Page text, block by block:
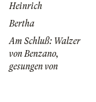
Heinrich
Bertha
Am Schluß: Walzer
von Benzano,
gesungen von